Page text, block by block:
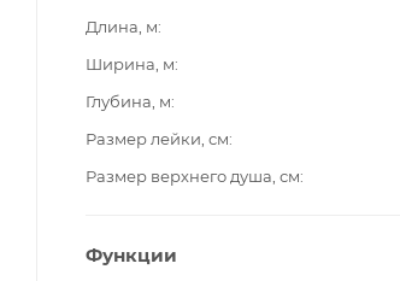
Длина, м
Ширина, м
Глубина, м
Размер лейки, см
Размер верхнего душа, см
Функции